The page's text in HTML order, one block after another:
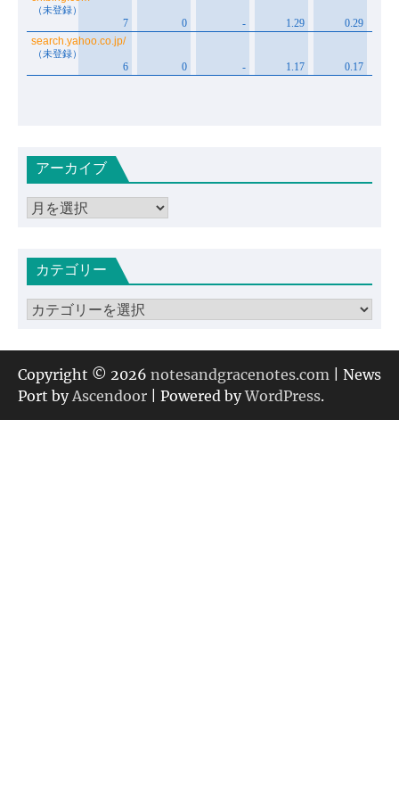
アーカイブ
ア
イカテゴリー
カ
ゴ
リ
ー
Copyright © 2026 notesandgracenotes.com | News
Port by Ascendoor | Powered byWordPress.